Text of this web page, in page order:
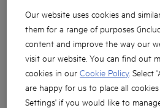
Our website uses cookies and
them for a range of purposes
content and improve the way our
visit our website. You can find out
cookies in ourCookie Policy. Select
are happy for us to place all
Settings' if you would like to